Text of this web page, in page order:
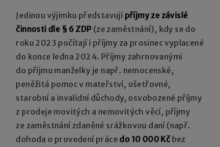
Jedinou výjimku představují příjmy ze závislé
činnosti dle § 6 ZDP (ze zaměstnání), kdy se do
roku 2023 počítají i příjmy za prosinec vyplacené
do konce ledna 2024. Příjmy zahrnovanými
do příjmu manželky je např. nemocenské,
peněžitá pomoc v mateřství, ošetřovné,
starobní a invalidní důchody, osvobozené příjmy
z prodeje movitých a nemovitých věcí, příjmy
ze zaměstnání zdaněné srážkovou daní (např.
dohoda o provedení práce do 10 000 Kčbez